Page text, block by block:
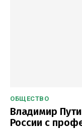
ОБЩЕСТВО
Владимир
России с